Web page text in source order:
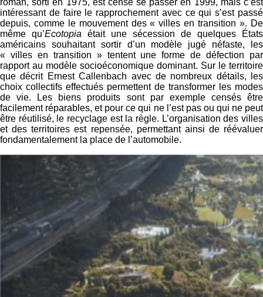
intéressant de faire le rapprochement avec ce qui s’est passé
depuis, comme le mouvement des « villes en transition ». De
même qu’Ecotopia était une sécession de quelques États
américains souhaitant sortir d’un modèle jugé néfaste, les
« villes en transition » tentent une forme de défection par
rapport au modèle socioéconomique dominant. Sur le territoire
que décrit Ernest Callenbach avec de nombreux détails, les
choix collectifs effectués permettent de transformer les modes
de vie. Les biens produits sont par exemple censés être
facilement réparables, et pour ce qui ne l’est pas ou qui ne peut
être réutilisé, le recyclage est la règle. L’organisation des villes
et des territoires est repensée, permettant ainsi de réévaluer
fondamentalement la place de l’automobile.